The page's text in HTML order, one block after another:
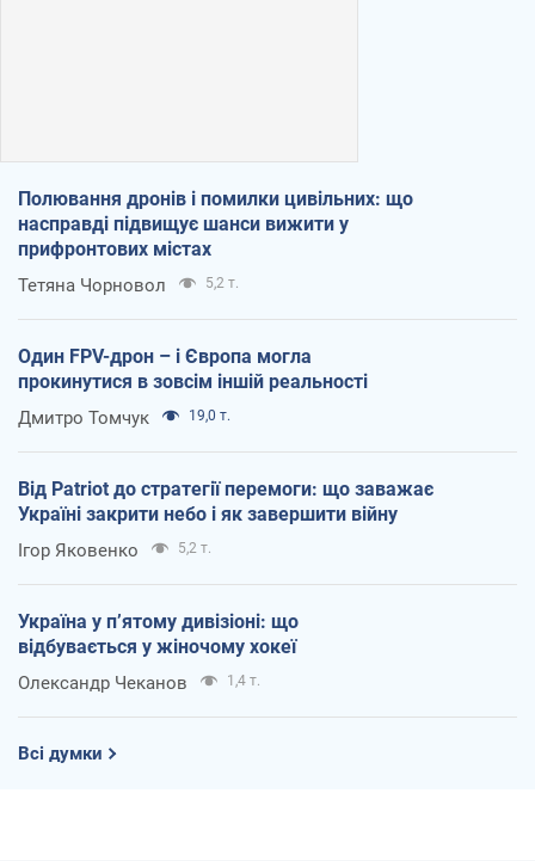
Полювання дронів і помилки цивільних: що
насправді підвищує шанси вижити у
прифронтових містах
Тетяна Чорновол 5,2 т.
Один FPV-дрон – і Європа могла
прокинутися в зовсім іншій реальності
Дмитро Томчук 19,0 т.
Від Patriot до стратегії перемоги: що заважає
Україні закрити небо і як завершити війну
Ігор Яковенко 5,2 т.
Україна у п’ятому дивізіоні: що
відбувається у жіночому хокеї
Олександр Чеканов 1,4 т.
Всі думки